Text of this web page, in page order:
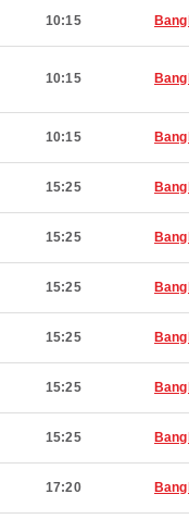
10:15
10:15
10:15
15:25
15:25
15:25
15:25
15:25
15:25
17:20